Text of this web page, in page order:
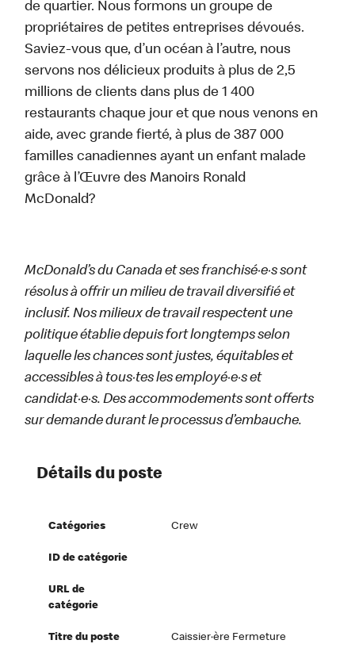
de quartier. Nous formons un groupe de
propriétaires de petites entreprises dévoués.
Saviez-vous que, d’un océan à l’autre, nous
servons nos délicieux produits à plus de 2,5
millions de clients dans plus de 1 400
restaurants chaque jour et que nous venons en
aide, avec grande fierté, à plus de 387 000
familles canadiennes ayant un enfant malade
grâce à l’Œuvre des Manoirs Ronald
McDonald?
McDonald’s du Canada et ses franchisé·e·s sont
résolus à offrir un milieu de travail diversifié et
inclusif. Nos milieux de travail respectent une
politique établie depuis fort longtemps selon
laquelle les chances sont justes, équitables et
accessibles à tous·tes les employé·e·s et
candidat·e·s. Des accommodements sont offerts
sur demande durant le processus d’embauche.
Détails du poste
Catégories Crew
ID de catégorie
URL de
catégorie
Titre du poste Caissier·ère Fermeture